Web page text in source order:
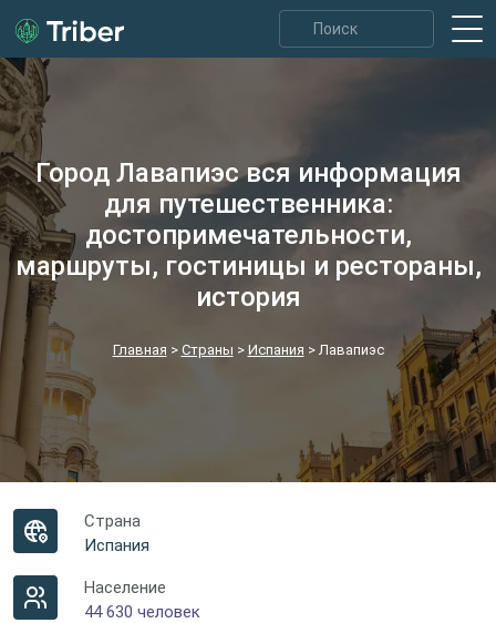
Город Лавапиэс вся информация
для путешественника:
достопримечательности,
маршруты, гостиницы и рестораны,
история
Главная > Страны > Испания > Лавапиэс
Страна
Испания
Население
44 630 человек